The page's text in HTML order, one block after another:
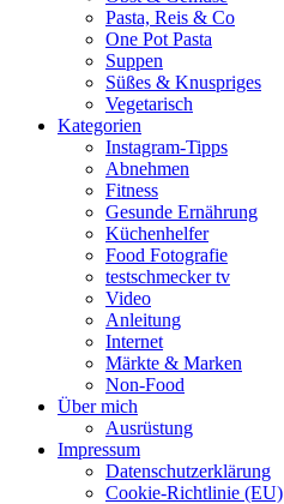
Pasta, Reis & Co
One Pot Pasta
Suppen
Süßes & Knuspriges
Vegetarisch
Kategorien
Instagram-Tipps
Abnehmen
Fitness
Gesunde Ernährung
Küchenhelfer
Food Fotografie
testschmecker tv
Video
Anleitung
Internet
Märkte & Marken
Non-Food
Über mich
Ausrüstung
Impressum
Datenschutzerklärung
Cookie-Richtlinie (EU)